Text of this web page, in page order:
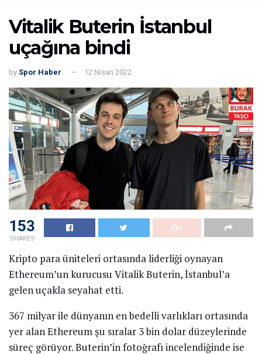
Vitalik Buterin İstanbul
uçağına bindi
by Spor Haber 12 Nisan 2022
153
SHARES
Kripto para üniteleri ortasında liderliği oynayan
Ethereum’un kurucusu Vitalik Buterin, İstanbul’a
gelen uçakla seyahat etti.
367 milyar ile dünyanın en bedelli varlıkları ortasında
yer alan Ethereum şu sıralar 3 bin dolar düzeylerinde
süreç görüyor. Buterin’in fotoğrafı incelendiğinde ise